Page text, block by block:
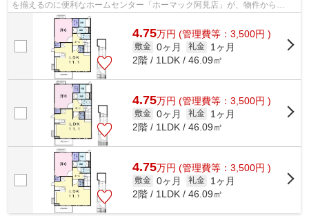
を揃えるのに便利なホームセンター「ホーマック阿見店」が、物件から
270mのところにあります。ATMに行かずとも...
4.75万円 (管理費等：3,500円 )
敷金 0ヶ月 礼金
1ヶ月
2階 / 1LDK / 46.09㎡
4.75万円 (管理費等：3,500円 )
敷金 0ヶ月 礼金
1ヶ月
2階 / 1LDK / 46.09㎡
4.75万円 (管理費等：3,500円 )
敷金 0ヶ月 礼金
1ヶ月
2階 / 1LDK / 46.09㎡